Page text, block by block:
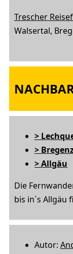
Trescher
Walsertal,
>
>
> Allgäu
Die
bis in´s Allgäu
Autor: